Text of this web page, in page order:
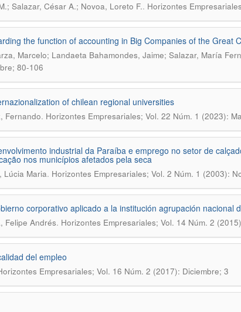
Salazar, César A.; Novoa, Loreto F.. Horizontes
the function of accounting in Big Companies of the Great
Marcelo; Landaeta Bahamondes, Jaime; Salazar, María
80-106
of chilean regional universities
Fernando. Horizontes Empresariales; Vol. 22 Núm. 1 (2023):
industrial da Paraíba e emprego no setor de
nos municípios afetados pela seca
Lúcia Maria. Horizontes Empresariales; Vol. 2 Núm. 1 (2003):
corporativo aplicado a la institución agrupación nacional
Felipe Andrés. Horizontes Empresariales; Vol. 14 Núm. 2
del empleo
Empresariales; Vol. 16 Núm. 2 (2017): Diciembre; 3